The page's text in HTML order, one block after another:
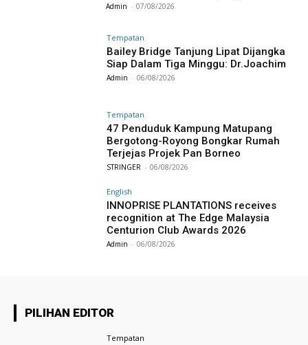
Admin - 07/08/2026
Tempatan
Bailey Bridge Tanjung Lipat Dijangka
Siap Dalam Tiga Minggu: Dr.Joachim
Admin - 06/08/2026
Tempatan
47 Penduduk Kampung Matupang
Bergotong-Royong Bongkar Rumah
Terjejas Projek Pan Borneo
STRINGER - 06/08/2026
English
INNOPRISE PLANTATIONS receives
recognition at The Edge Malaysia
Centurion Club Awards 2026
Admin - 06/08/2026
PILIHAN EDITOR
Tempatan